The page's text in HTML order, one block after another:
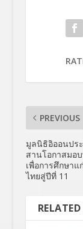
PREVIOUS
มูลนิธิอิออนปร
สานโอกาสมอ
เพื่อการศึกษาแ
ไทยสู่ปีที่ 11